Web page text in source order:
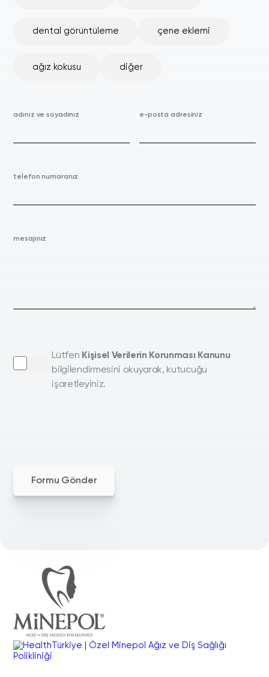
dental görüntüleme çene eklemi
ağız kokusu diğer
adınız ve soyadınız e-posta adresiniz
telefon numaranız
mesajınız
Lütfen Kişisel Verilerin Korunması Kanunu
bilgilendirmesini okuyarak, kutucuğu
işaretleyiniz.
Formu Gönder